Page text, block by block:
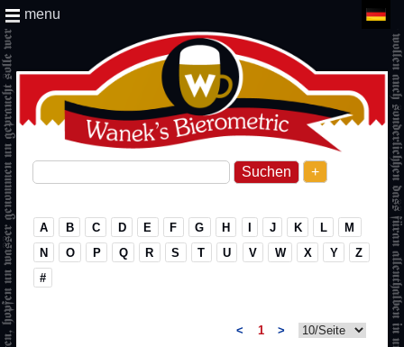
+
menu
A B C D E F G H I J K L
M
N
O P Q R S T U V W X Y
Z
#
< 1 >